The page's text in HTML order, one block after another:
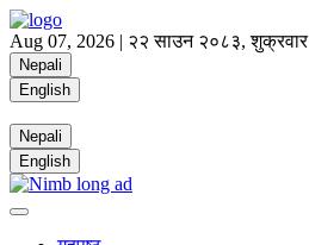
Aug 07, 2026 | २२ साउन २०८३, शुक्रवार
Nepali
English
Nepali
English